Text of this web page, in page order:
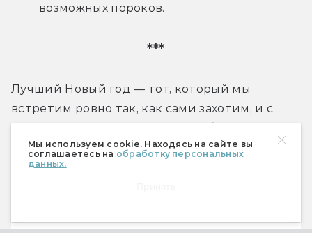
Мы используем cookie. Находясь на сайте вы
соглашаетесь на обработку персональных
данных.
возможных пороков.
***
Лучший Новый год — тот, который мы
встретим ровно так, как сами захотим, и с
фантастики» надеется, что ваши новогодне-
рождественские каникулы пройдут именно